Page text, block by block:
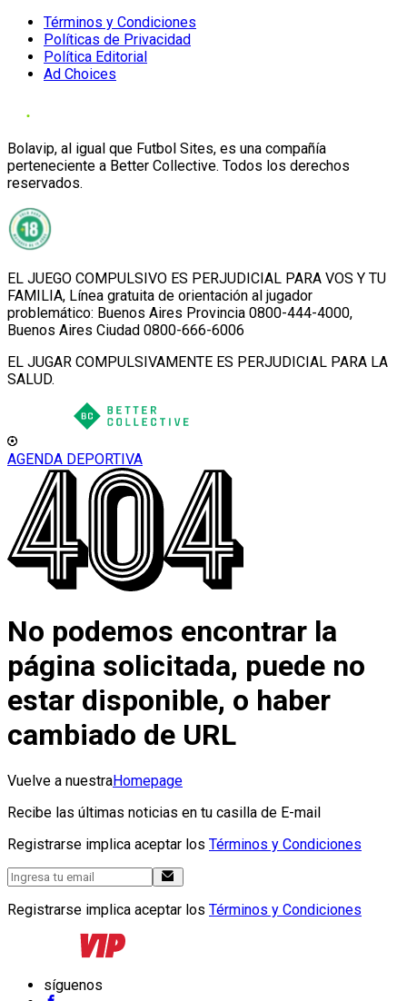
Términos y Condiciones
Políticas de Privacidad
Política Editorial
Ad Choices
Bolavip, al igual que Futbol Sites, es una compañía
perteneciente a Better Collective. Todos los derechos
reservados.
EL JUEGO COMPULSIVO ES PERJUDICIAL PARA VOS Y TU
FAMILIA, Línea gratuita de orientación al jugador
problemático: Buenos Aires Provincia 0800-444-4000,
Buenos Aires Ciudad 0800-666-6006
EL JUGAR COMPULSIVAMENTE ES PERJUDICIAL PARA LA
SALUD.
AGENDA DEPORTIVA
No podemos encontrar la
página solicitada, puede no
estar disponible, o haber
cambiado de URL
Vuelve a nuestraHomepage
Recibe las últimas noticias en tu casilla de E-mail
Registrarse implica aceptar los Términos y Condiciones
Registrarse implica aceptar los Términos y Condiciones
síguenos